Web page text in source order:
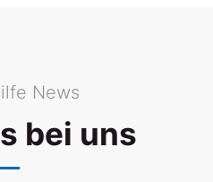
News
bei uns